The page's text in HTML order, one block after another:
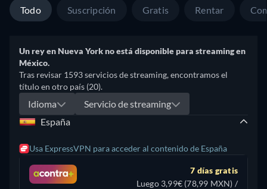
Todo Suscripción Gratis Rentar
Un rey en Nueva York no está disponible para streaming en
México.
Tras revisar 1593 servicios de streaming, encontramos el
título en otro país (20).
Idioma
Servicio de streaming
España
Usa ExpressVPN para acceder al contenido de España
7 días gratis
Luego 3,99€ (78,99 MXN) /